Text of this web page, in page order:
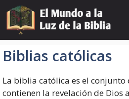
Saltar
contenido
Biblias católicas
La biblia católica es el
contienen la revelación de Dios